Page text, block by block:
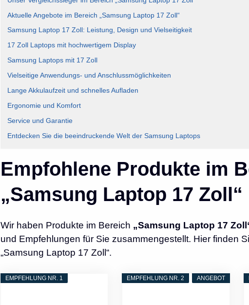
Aktuelle Angebote im Bereich „Samsung Laptop 17 Zoll“
Samsung Laptop 17 Zoll: Leistung, Design und Vielseitigkeit
17 Zoll Laptops mit hochwertigem Display
Samsung Laptops mit 17 Zoll
Vielseitige Anwendungs- und Anschlussmöglichkeiten
Lange Akkulaufzeit und schnelles Aufladen
Ergonomie und Komfort
Service und Garantie
Entdecken Sie die beeindruckende Welt der Samsung Laptops
Empfohlene Produkte im
„Samsung Laptop 17 Zoll“
Wir haben Produkte im Bereich „Samsung Laptop 17
und Empfehlungen für Sie zusammengestellt. Hier finden
„Samsung Laptop 17 Zoll“.
EMPFEHLUNG NR. 1 ANGEBOT
EMPFEHLUNG NR. 2